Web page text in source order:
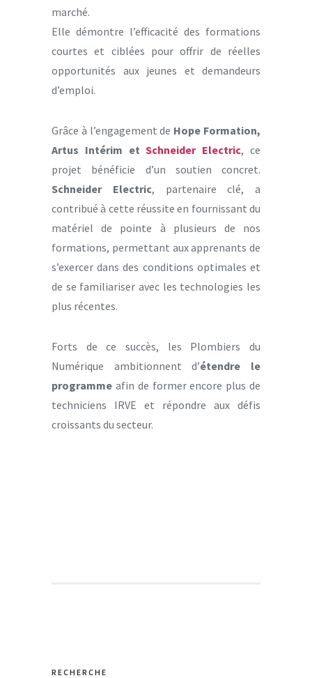
marché.
Elle démontre l’efficacité des formations
courtes et ciblées pour offrir de réelles
opportunités aux jeunes et demandeurs
d’emploi.
Grâce à l’engagement de Hope Formation,
Artus Intérim etSchneider Electric, ce
projet bénéficie d’un soutien concret.
Schneider Electric, partenaire clé, a
contribué à cette réussite en fournissant du
matériel de pointe à plusieurs de nos
formations, permettant aux apprenants de
s’exercer dans des conditions optimales et
de se familiariser avec les technologies les
plus récentes.
Forts de ce succès, les Plombiers du
Numérique ambitionnent d’étendre le
programme afin de former encore plus de
techniciens IRVE et répondre aux défis
croissants du secteur.
RECHERCHE